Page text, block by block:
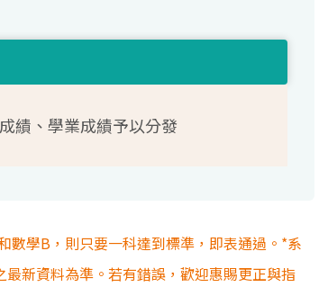
績、學業成績予以分發
數學B，則只要一科達到標準，即表通過。*系
新資料為準。若有錯誤，歡迎惠賜更正與指